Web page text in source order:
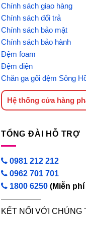
Chính sách giao hàng
Chính sách đổi trả
Chính sách bảo mật
Chính sách bảo hành
Đệm foam
Đệm điện
Chăn ga gối đệm Sông
Hệ thống cửa hàng
TỔNG ĐÀI HỖ TRỢ
0981 212 212
0962 701 701
1800 6250 (Miễn
—————
KẾT NỐI VỚI CHÚNG